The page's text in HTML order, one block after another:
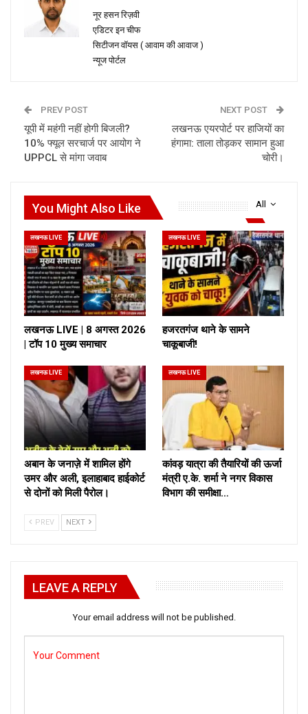
नूर हसन रिज़वी
एडिटर इन चीफ
सिटीजन वॉयस ( आवाम की आवाज )
न्यूज पोर्टल
PREV POST
यूपी में महंगी नहीं होगी बिजली?
10% फ्यूल सरचार्ज पर आयोग ने
UPPCL से मांगा जवाब
NEXT POST
लखनऊ एयरपोर्ट पर हाजियों का
हंगामा: ताला तोड़कर सामान हुआ
चोरी।
All
You Might Also Like
लखनऊ LIVE
लखनऊ LIVE | 8 अगस्त 2026
| टॉप 10 मुख्य समाचार
लखनऊ LIVE
हजरतगंज थाने के सामने
चाकूबाजी!
लखनऊ LIVE
अबान के जनाज़े में शामिल होंगे
उमर और अली, इलाहाबाद हाईकोर्ट
से दोनों को मिली पैरोल।
लखनऊ LIVE
कांवड़ यात्रा की तैयारियों की ऊर्जा
मंत्री ए.के. शर्मा ने नगर विकास
विभाग की समीक्षा…
PREV NEXT
LEAVE A REPLY
Your email address will not be published.